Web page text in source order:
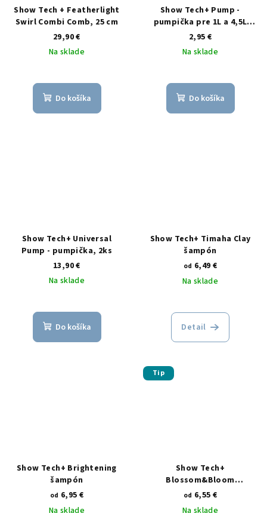
Show Tech + Featherlight
Swirl Combi Comb, 25 cm
29,90 €
Na sklade
Do košíka
Show Tech+ Pump -
pumpička pre 1L a 4,5L
balenie
2,95 €
Na sklade
Do košíka
Show Tech+ Universal
Pump - pumpička, 2ks
13,90 €
Na sklade
Do košíka
Show Tech+ Timaha Clay
šampón
od 6,49 €
Na sklade
Detail
Show Tech+ Brightening
šampón
od 6,95 €
Na sklade
Tip
Show Tech+
Blossom&Bloom
Nourishing kondicionér
od 6,55 €
Na sklade